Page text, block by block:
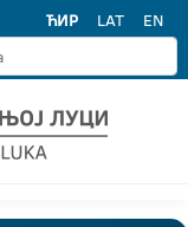
ЋИР LAT EN